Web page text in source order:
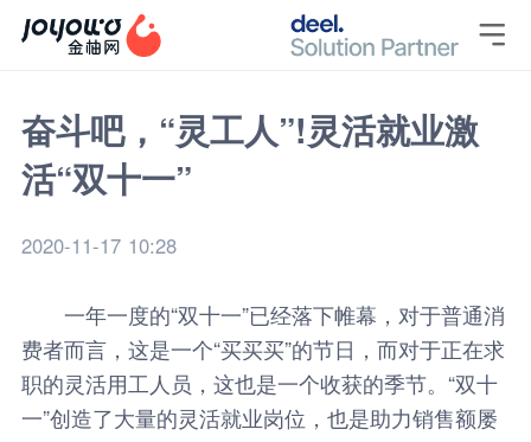

奋斗吧，“灵工人”!灵活就业激
活“双十一”
2020-11-17 10:28
一年一度的“双十一”已经落下帷幕，对于普通消
费者而言，这是一个“买买买”的节日，而对于正在求
职的灵活用工人员，这也是一个收获的季节。“双十
一”创造了大量的灵活就业岗位，也是助力销售额屡